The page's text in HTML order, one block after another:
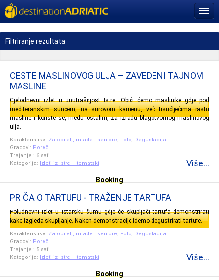
Filtriranje rezultata
CESTE MASLINOVOG ULJA – ZAVEDENI TAJNOM
MASLINE
Cjelodnevni izlet u unutrašnjost Istre. Obići ćemo maslinike gdje pod
mediteranskim suncem, na surovom kamenu, već tisućljećima rastu
masline i koriste se, među ostalim, za izradu blagotvornog maslinovog
ulja.
Karakteristike: Za obitelj, mlade i seniore, Foto, Degustacija
Gradovi: Poreč
Trajanje : 6 sati
Kategorija: Izleti iz Istre – tematski Više...
Booking
PRIČA O TARTUFU - TRAŽENJE TARTUFA
Poludnevni izlet u istarsku šumu gdje će skupljači tartufa demonstrirati
kako izgleda skupljanje. Nakon demonstracije idemo degustrirati tartufe.
Karakteristike: Za obitelj, mlade i seniore, Foto, Degustacija
Gradovi: Poreč
Trajanje : 5 sati
Kategorija: Izleti iz Istre – tematski Više...
Booking